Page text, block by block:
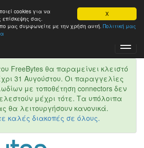
X
cookies για να
επίσκεψης σας.
μας συμφωνείτε με την χρήση αυτή. Πολιτική μας
FreeBytes θα παραμείνει κλειστό
31 Αυγούστου. Οι παραγγελίες
με τοποθέτηση connectors δεν
μέχρι τότε. Τα υπόλοιπα
θα λειτουργήσουν κανονικά.
καλές διακοπές σε όλους.